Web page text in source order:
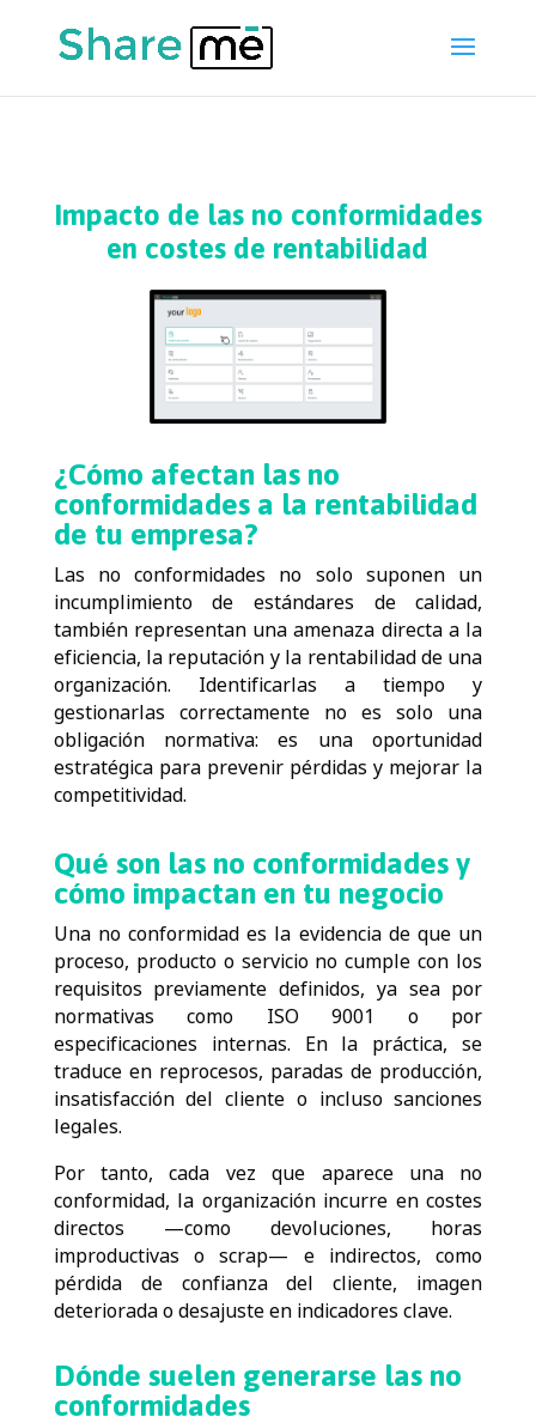
Impacto de las no conformidades
en costes de rentabilidad
¿Cómo afectan las no
conformidades a la rentabilidad
de tu empresa?
Las no conformidades no solo suponen un
incumplimiento de estándares de calidad,
también representan una amenaza directa a la
eficiencia, la reputación y la rentabilidad de una
organización. Identificarlas a tiempo y
gestionarlas correctamente no es solo una
obligación normativa: es una oportunidad
estratégica para prevenir pérdidas y mejorar la
competitividad.
Qué son las no conformidades y
cómo impactan en tu negocio
Una no conformidad es la evidencia de que un
proceso, producto o servicio no cumple con los
requisitos previamente definidos, ya sea por
normativas como ISO 9001 o por
especificaciones internas. En la práctica, se
traduce en reprocesos, paradas de producción,
insatisfacción del cliente o incluso sanciones
legales.
Por tanto, cada vez que aparece una no
conformidad, la organización incurre en costes
directos —como devoluciones, horas
improductivas o scrap— e indirectos, como
pérdida de confianza del cliente, imagen
deteriorada o desajuste en indicadores clave.
Dónde suelen generarse las no
conformidades